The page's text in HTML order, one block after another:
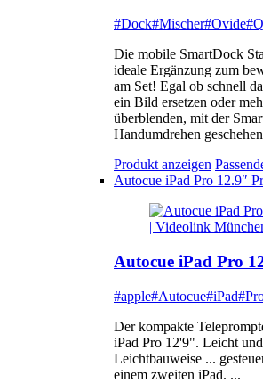
#Dock#Mischer#Ovide
Die mobile SmartDock
ideale Ergänzung zum
am Set! Egal ob schnell
ein Bild ersetzen oder
überblenden, mit der
Handumdrehen
Produkt anzeigen
Autocue iPad Pro 12.9″
Autocue iPad Pro
#apple#Autocue#iPad
Der kompakte
iPad Pro 12'9". Leicht
Leichtbauweise ...
einem zweiten iPad. ...